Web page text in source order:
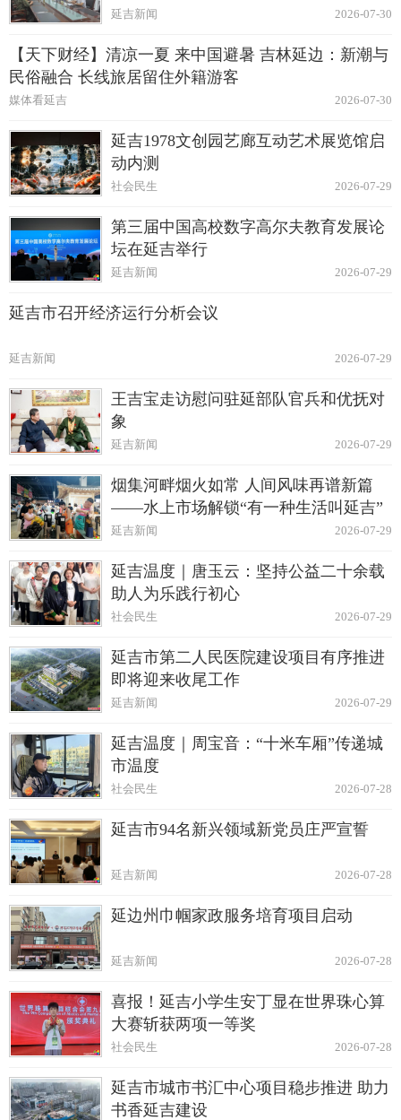
2026-07-30
延吉新闻
【天下财经】清凉一夏 来中国避暑 吉林延边：新潮与
民俗融合 长线旅居留住外籍游客
2026-07-30
媒体看延吉
延吉1978文创园艺廊互动艺术展览馆启
动内测
2026-07-29
社会民生
第三届中国高校数字高尔夫教育发展论
坛在延吉举行
2026-07-29
延吉新闻
延吉市召开经济运行分析会议
2026-07-29
延吉新闻
王吉宝走访慰问驻延部队官兵和优抚对
象
2026-07-29
延吉新闻
烟集河畔烟火如常 人间风味再谱新篇
——水上市场解锁“有一种生活叫延吉”
2026-07-29
延吉新闻
延吉温度｜唐玉云：坚持公益二十余载
助人为乐践行初心
2026-07-29
社会民生
延吉市第二人民医院建设项目有序推进
即将迎来收尾工作
2026-07-29
延吉新闻
延吉温度｜周宝音：“十米车厢”传递城
市温度
2026-07-28
社会民生
延吉市94名新兴领域新党员庄严宣誓
2026-07-28
延吉新闻
延边州巾帼家政服务培育项目启动
2026-07-28
延吉新闻
喜报！延吉小学生安丁显在世界珠心算
大赛斩获两项一等奖
2026-07-28
社会民生
延吉市城市书汇中心项目稳步推进 助力
书香延吉建设